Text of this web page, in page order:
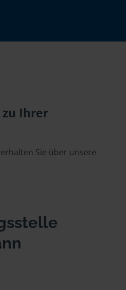
zu Ihrer
Sie über unsere